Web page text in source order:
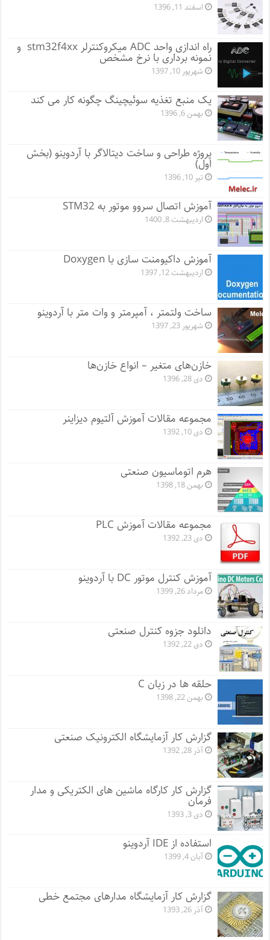
اسفند 11, 1396
راه اندازی واحد ADC میکروکنترلر stm32f4xx و
نمونه برداری با نرخ مشخص
شهریور 10, 1397
یک منبع تغذیه سوئیچینگ چگونه کار می کند
بهمن 6, 1396
پروژه طراحی و ساخت دیتالاگر با آردوینو (بخش
اول)
تیر 10, 1396
آموزش اتصال سروو موتور به STM32
اردیبهشت 8, 1400
آموزش داکیومنت سازی با Doxygen
اردیبهشت 12, 1397
ساخت ولتمتر ، آمپرمتر و وات متر با آردوینو
شهریور 23, 1397
خازن‌های متغیر – انواع خازن‌ها
دی 28, 1396
مجموعه مقالات آموزش آلتیوم دیزاینر
دی 10, 1392
هرم اتوماسیون صنعتی
بهمن 18, 1398
مجموعه مقالات آموزش PLC
دی 23, 1392
آموزش کنترل موتور DC با آردوینو
مرداد 26, 1399
دانلود جزوه کنترل صنعتی
دی 22, 1392
حلقه ها در زبان C
بهمن 22, 1398
گزارش کار آزمایشگاه الکترونیک صنعتی
آذر 28, 1392
گزارش کار کارگاه ماشین های الکتریکی و مدار
فرمان
دی 3, 1393
استفاده از IDE آردوینو
آبان 4, 1399
گزارش کار آزمایشگاه مدارهای مجتمع خطی
آذر 26, 1393